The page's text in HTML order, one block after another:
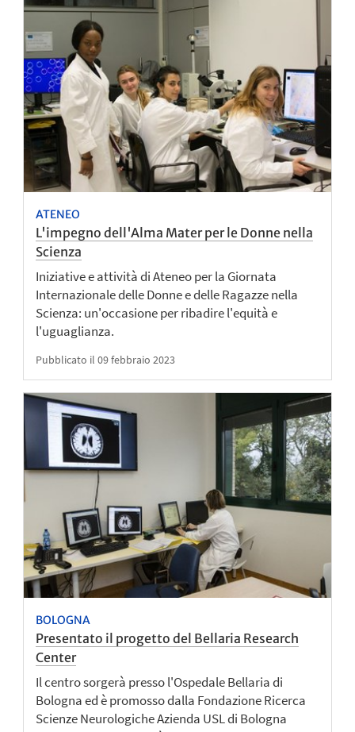
ATENEO
L'impegno dell'Alma Mater per le Donne nella
Scienza
Iniziative e attività di Ateneo per la Giornata
Internazionale delle Donne e delle Ragazze nella
Scienza: un'occasione per ribadire l'equità e
l'uguaglianza.
Pubblicato il 09 febbraio 2023
BOLOGNA
Presentato il progetto del Bellaria Research
Center
Il centro sorgerà presso l'Ospedale Bellaria di
Bologna ed è promosso dalla Fondazione Ricerca
Scienze Neurologiche Azienda USL di Bologna